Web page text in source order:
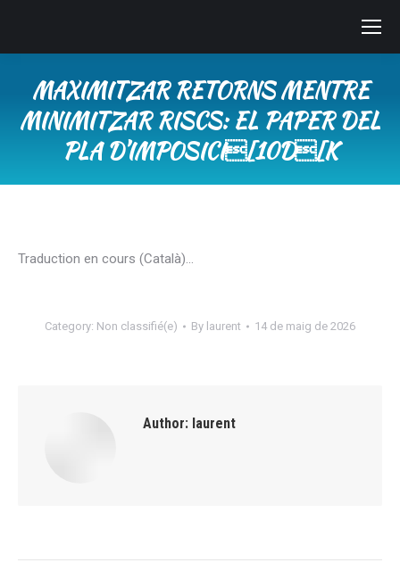
MAXIMITZAR RETORNS MENTRE
MINIMITZAR RISCS: EL PAPER DEL
PLA D’IMPOSICI[10D[K
Traduction en cours (Català)…
Category: Non classifié(e) By laurent 14 de maig de 2026
Author: laurent